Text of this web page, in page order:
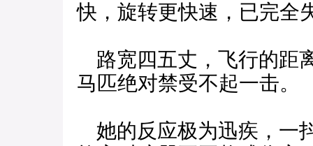
快，旋转更快速，已完全
路宽四五丈，飞行的距
马匹绝对禁受不起一击。
她的反应极为迅疾，一